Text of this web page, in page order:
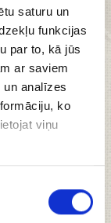
saturu un
funkcijas
par to, kā jūs
ar saviem
analīzes
ko
viņu